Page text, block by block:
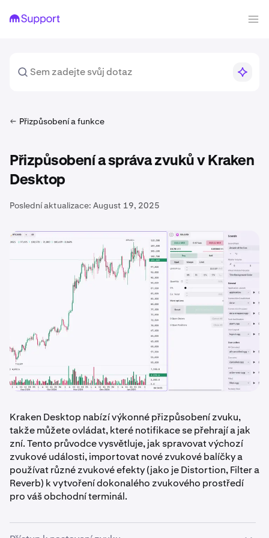
Přizpůsobení a funkce
Přizpůsobení a správa zvuků v Kraken
Desktop
Poslední aktualizace: August 19, 2025
Kraken Desktop nabízí výkonné přizpůsobení zvuku,
takže můžete ovládat, které notifikace se přehrají a jak
zní. Tento průvodce vysvětluje, jak spravovat výchozí
zvukové události, importovat nové zvukové balíčky a
používat různé zvukové efekty (jako je Distortion, Filter a
Reverb) k vytvoření dokonalého zvukového prostředí
pro váš obchodní terminál.